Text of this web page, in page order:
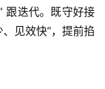
跟迭代。既守好接
见效快”，提前掐